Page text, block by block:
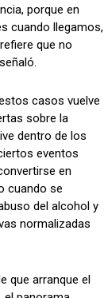
porque en
cuando llegamos,
que no
casos vuelve
sobre la
dentro de los
eventos
en
cuando se
del alcohol y
normalizadas
que arranque el